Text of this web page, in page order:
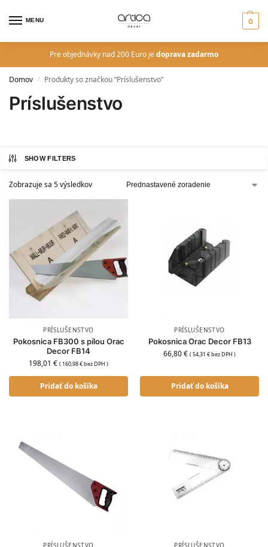
MENU 0
Pre objednávky nad 200 Euro jedoprava zadarmo
Domov / Produkty so značkou “Príslušenstvo”
Príslušenstvo
SHOW FILTERS
Zobrazuje sa 5 výsledkov
PRÍSLUŠENSTVO
Pokosnica FB300 s pílou Orac
Decor FB14
198,01 € ( 160,98€bez DPH )
Pridať do košíka
PRÍSLUŠENSTVO
Pokosnica Orac Decor FB13
66,80€ (54,31 €bez DPH )
Pridať do košíka
PRÍSLUŠENSTVO PRÍSLUŠENSTVO